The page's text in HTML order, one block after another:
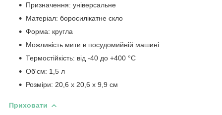
Призначення: універсальне
Матеріал: боросилікатне скло
Форма: кругла
Можливість мити в посудомийній машині
Термостійкість: від -40 до +400 °C
Об'єм: 1,5 л
Розміри: 20,6 х 20,6 х 9,9 см
Приховати